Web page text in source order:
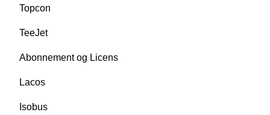
Topcon
TeeJet
Abonnement og Licens
Lacos
Isobus